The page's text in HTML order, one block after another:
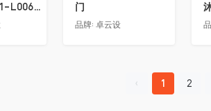
日上-PMS01-L006-金属窄边玻璃门 门
品牌: 卓云设
1 2